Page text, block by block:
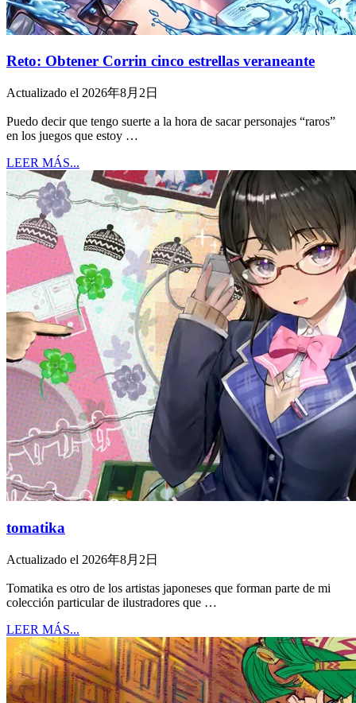
Reto: Obtener Corrin cinco estrellas veraneante
Actualizado el 2026年8月2日
Puedo decir que tengo suerte a la hora de sacar personajes “raros”
en los juegos que estoy …
LEER MÁS...
tomatika
Actualizado el 2026年8月2日
Tomatika es otro de los artistas japoneses que forman parte de mi
colección particular de ilustradores que …
LEER MÁS...